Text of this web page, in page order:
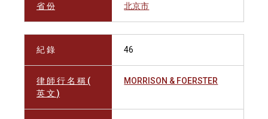
省 份 北京市
紀 錄 46
律 師 行 名 稱 (
英 文 )
MORRISON & FOERSTER